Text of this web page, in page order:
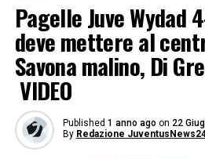
Pagelle Juve Wydad
deve mettere al
Savona malino, Di
VIDEO
Published 1 anno ago on 22
By Redazione